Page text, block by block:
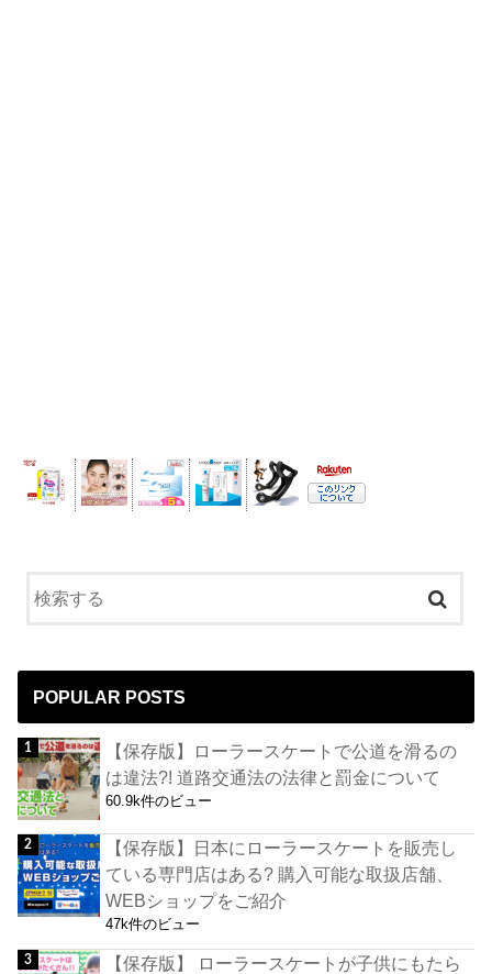
POPULAR POSTS
【保存版】ローラースケートで公道を滑るの
は違法?! 道路交通法の法律と罰金について
60.9k件のビュー
【保存版】日本にローラースケートを販売し
ている専門店はある? 購入可能な取扱店舗、
WEBショップをご紹介
47k件のビュー
【保存版】 ローラースケートが子供にもたら